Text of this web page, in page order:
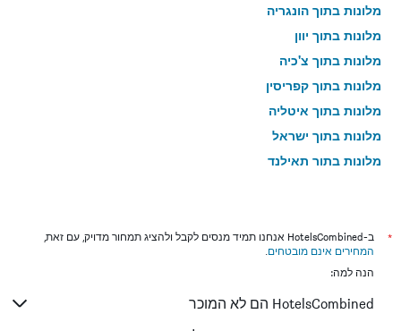
מלונות בתוך הונגריה
מלונות בתוך יוון
מלונות בתוך צ'כיה
מלונות בתוך קפריסין
מלונות בתוך איטליה
מלונות בתוך ישראל
מלונות בתוך תאילנד
*
ב-HotelsCombined אנחנו תמיד מנסים לקבל ולהציג תמחור מדויק, עם זאת,
המחירים אינם מובטחים.
הנה למה:
HotelsCombined הם לא המוכר